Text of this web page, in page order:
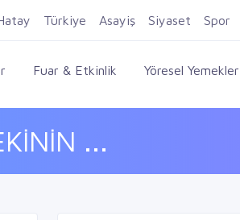
Firma Ekle
Fuar & Etkinlik Yöresel Yemekler
...
Türkiye Asayiş Siyaset Spor